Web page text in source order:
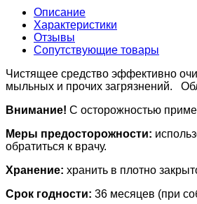
Описание
Характеристики
Отзывы
Сопутствующие товары
Чистящее средство эффективно
мыльных и прочих загрязнений.
Внимание! С осторожностью
Меры предосторожности:
обратиться к врачу.
Хранение: хранить в плотно
Срок годности: 36 месяцев (при